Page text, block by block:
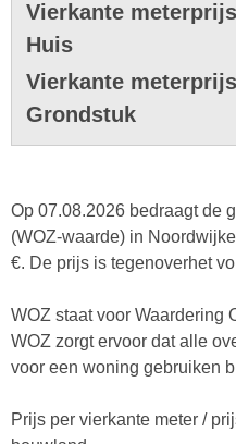
Vierkante meterprijs
Huis
Vierkante meterprijs
Grondstuk
Op 07.08.2026 bedraagt de
(WOZ-waarde) in
€. De prijs is tegenoverhet
WOZ staat voor Waardering
WOZ zorgt ervoor dat alle
voor een woning gebruiken
Prijs per vierkante meter /